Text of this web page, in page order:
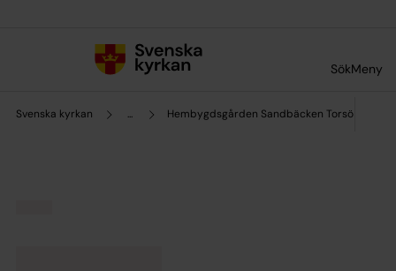
SökMeny
Svenska kyrkan ... Hembygdsgården Sandbäcken Torsö